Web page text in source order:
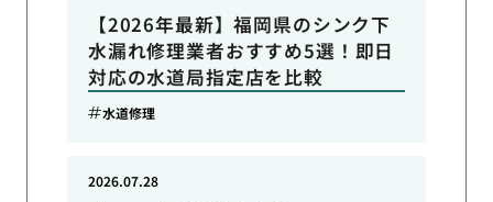
【2026年最新】福岡県のシンク下
水漏れ修理業者おすすめ5選！即日
対応の水道局指定店を比較
水道修理
2026.07.28